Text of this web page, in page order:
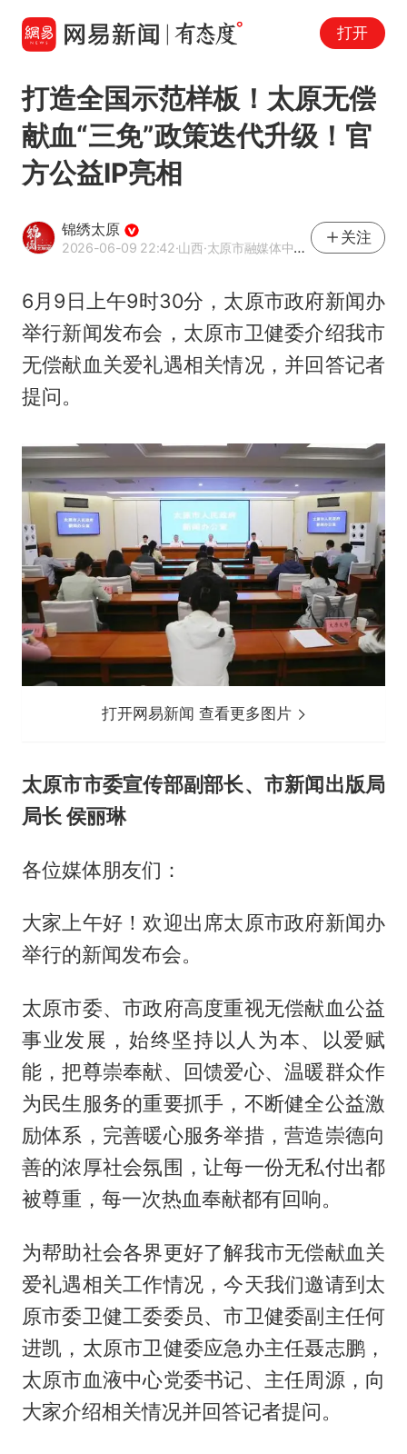
打开
打造全国示范样板！太原无偿
献血“三免”政策迭代升级！官
方公益IP亮相
锦绣太原
2026-06-09 22:42·山西·太原市融媒体中心官方账号
关注
6月9日上午9时30分，太原市政府新闻办
举行新闻发布会，太原市卫健委介绍我市
无偿献血关爱礼遇相关情况，并回答记者
提问。
打开网易新闻 查看更多图片
太原市市委宣传部副部长、市新闻出版局
局长 侯丽琳
各位媒体朋友们：
大家上午好！欢迎出席太原市政府新闻办
举行的新闻发布会。
太原市委、市政府高度重视无偿献血公益
事业发展，始终坚持以人为本、以爱赋
能，把尊崇奉献、回馈爱心、温暖群众作
为民生服务的重要抓手，不断健全公益激
励体系，完善暖心服务举措，营造崇德向
善的浓厚社会氛围，让每一份无私付出都
被尊重，每一次热血奉献都有回响。
为帮助社会各界更好了解我市无偿献血关
爱礼遇相关工作情况，今天我们邀请到太
原市委卫健工委委员、市卫健委副主任何
进凯，太原市卫健委应急办主任聂志鹏，
太原市血液中心党委书记、主任周源，向
大家介绍相关情况并回答记者提问。